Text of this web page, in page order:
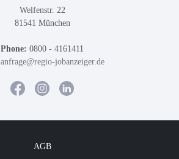
Welfenstr. 22
81541 München
Phone: 0800 - 4161411
anfrage@regio-jobanzeiger.de
AGB